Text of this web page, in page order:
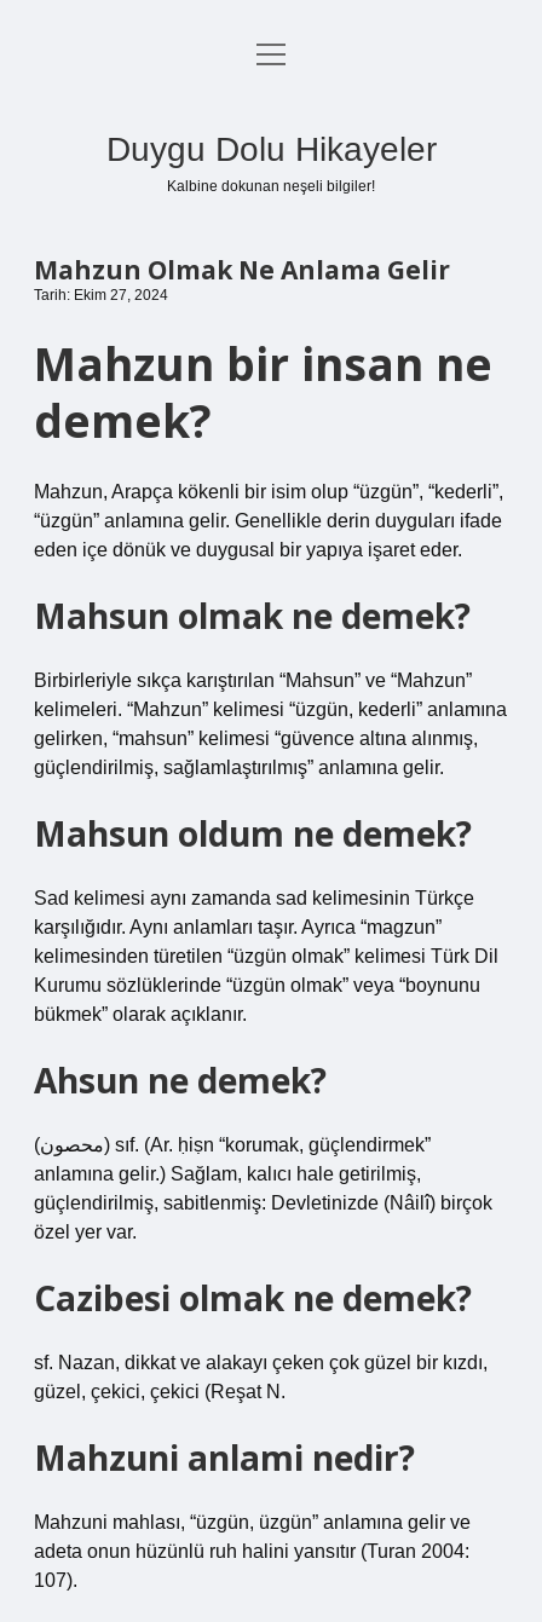
Anasayfa
menüyü
Duygu Dolu Hikayeler
Kalbine dokunan neşeli bilgiler!
Mahzun Olmak Ne Anlama Gelir
Tarih: Ekim 27, 2024
Mahzun bir insan ne
demek?
Mahzun, Arapça kökenli bir isim olup “üzgün”, “kederli”,
“üzgün” anlamına gelir. Genellikle derin duyguları ifade
eden içe dönük ve duygusal bir yapıya işaret eder.
Mahsun olmak ne demek?
Birbirleriyle sıkça karıştırılan “Mahsun” ve “Mahzun”
kelimeleri. “Mahzun” kelimesi “üzgün, kederli” anlamına
gelirken, “mahsun” kelimesi “güvence altına alınmış,
güçlendirilmiş, sağlamlaştırılmış” anlamına gelir.
Mahsun oldum ne demek?
Sad kelimesi aynı zamanda sad kelimesinin Türkçe
karşılığıdır. Aynı anlamları taşır. Ayrıca “magzun”
kelimesinden türetilen “üzgün olmak” kelimesi Türk Dil
Kurumu sözlüklerinde “üzgün olmak” veya “boynunu
bükmek” olarak açıklanır.
Ahsun ne demek?
(ﻣﺤﺼﻮﻥ) sıf. (Ar. ḥiṣn “korumak, güçlendirmek”
anlamına gelir.) Sağlam, kalıcı hale getirilmiş,
güçlendirilmiş, sabitlenmiş: Devletinizde (Nâilî) birçok
özel yer var.
Cazibesi olmak ne demek?
sf. Nazan, dikkat ve alakayı çeken çok güzel bir kızdı,
güzel, çekici, çekici (Reşat N.
Mahzuni anlami nedir?
Mahzuni mahlası, “üzgün, üzgün” anlamına gelir ve
adeta onun hüzünlü ruh halini yansıtır (Turan 2004:
107).